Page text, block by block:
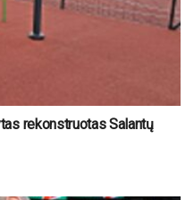
rekonstruotas Salantų